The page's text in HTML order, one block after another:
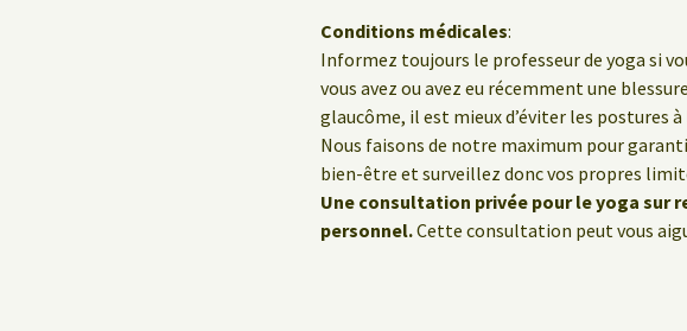
Conditions médicales:
Informez toujours le professeur de yoga si
vous avez ou avez eu récemment une
glaucôme, il est mieux d’éviter les postures à
Nous faisons de notre maximum pour
bien-être et surveillez donc vos propres
Une consultation privée pour le yoga
personnel.Cette consultation peut vous